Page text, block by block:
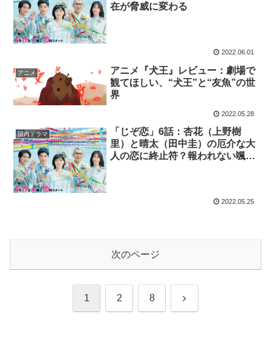
在が脅威に変わる
2022.06.01
アニメ
アニメ『犬王』レビュー：劇場で
観てほしい、“犬王”と“友魚”の世
界
2022.05.28
国内ドラマ
「じぞ恋」6話：杏花（上野樹
里）と晴太（田中圭）の厄介な大
人の恋に終止符？報われない颯
2022.05.25
次のページ
1 2 8 次